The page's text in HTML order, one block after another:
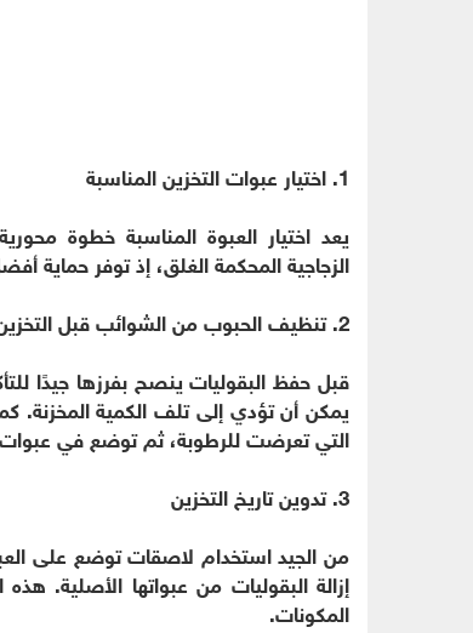
1. اختيار عبوات التخزين المناسبة
يعد اختيار العبوة المناسبة خطوة
الزجاجية المحكمة الغلق، إذ توفر حماية
2. تنظيف الحبوب من الشوائب قبل التخزين
قبل حفظ البقوليات ينصح بفرزها جيدًا
يمكن أن تؤدي إلى تلف الكمية المخزنة.
التي تعرضت للرطوبة، ثم توضع في
3. تدوين تاريخ التخزين
من الجيد استخدام لاصقات توضع على
إزالة البقوليات من عبواتها الأصلية.
المكونات.